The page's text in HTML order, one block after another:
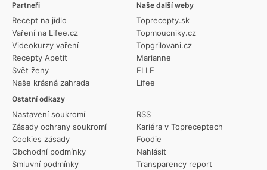
Partneři
Recept na jídlo
Vaření na Lifee.cz
Videokurzy vaření
Recepty Apetit
Svět ženy
Naše krásná zahrada
Ostatní odkazy
Nastavení soukromí
Zásady ochrany soukromí
Cookies zásady
Obchodní podmínky
Smluvní podmínky
RSS
Kariéra v Topreceptech
Foodie
Nahlásit
Transparency report
Naše další weby
Toprecepty.sk
Topmoucniky.cz
Topgrilovani.cz
Marianne
ELLE
Lifee